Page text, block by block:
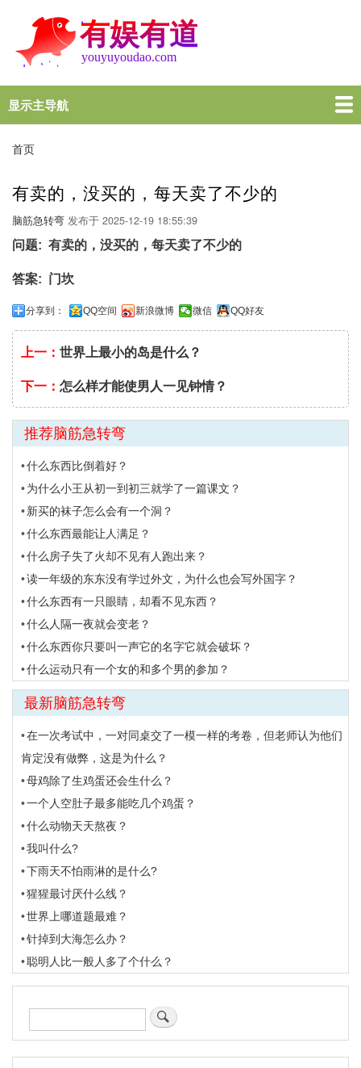
转
到
要
容
Main
navigation
显示主导航
首页
谜语大全
脑筋急转弯
歇后语
十万个为什么
一图一句
名言名句
十万个为什么
屑
首页
有卖的，没买的，每天卖了不少的
脑筋急转弯 发布于 2025-12-19 18:55:39
问题
有卖的，没买的，每天卖了不少的
答案 门坎
分享到： QQ空间 新浪微博 微信 QQ好友
上一： 世界上最小的岛是什么？
下一： 怎么样才能使男人一见钟情？
推荐脑筋急转弯
什么东西比倒着好？
为什么小王从初一到初三就学了一篇课文？
新买的袜子怎么会有一个洞？
什么东西最能让人满足？
什么房子失了火却不见有人跑出来？
读一年级的东东没有学过外文，为什么也会写外国字？
什么东西有一只眼睛，却看不见东西？
什么人隔一夜就会变老？
什么东西你只要叫一声它的名字它就会破坏？
什么运动只有一个女的和多个男的参加？
最新脑筋急转弯
在一次考试中，一对同桌交了一模一样的考卷，但老师认为他们
肯定没有做弊，这是为什么？
母鸡除了生鸡蛋还会生什么？
一个人空肚子最多能吃几个鸡蛋？
什么动物天天熬夜？
我叫什么?
下雨天不怕雨淋的是什么?
猩猩最讨厌什么线？
世界上哪道题最难？
针掉到大海怎么办？
聪明人比一般人多了个什么？
搜
索